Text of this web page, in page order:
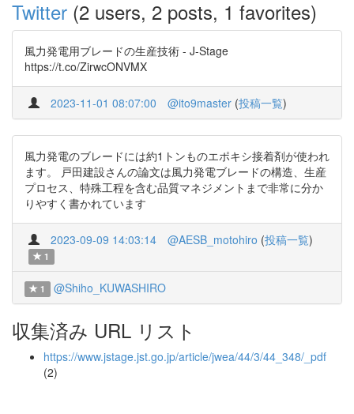
Twitter (2 users, 2 posts, 1 favorites)
風力発電用ブレードの生産技術 - J-Stage
https://t.co/ZirwcONVMX
2023-11-01 08:07:00 @ito9master (投稿一覧)
風力発電のブレードには約1トンものエポキシ接着剤が使われ
ます。 戸田建設さんの論文は風力発電ブレードの構造、生産
プロセス、特殊工程を含む品質マネジメントまで非常に分か
りやすく書かれています
2023-09-09 14:03:14 @AESB_motohiro (投稿一覧)
1
1 @Shiho_KUWASHIRO
収集済み URL リスト
https://www.jstage.jst.go.jp/article/jwea/44/3/44_348/_pdf
(2)